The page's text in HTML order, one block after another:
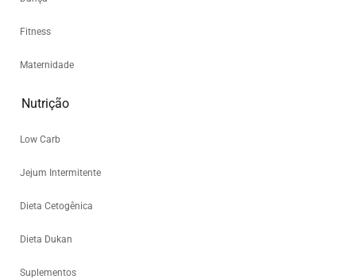
Fitness
Maternidade
Nutrição
Low Carb
Jejum Intermitente
Dieta Cetogênica
Dieta Dukan
Suplementos